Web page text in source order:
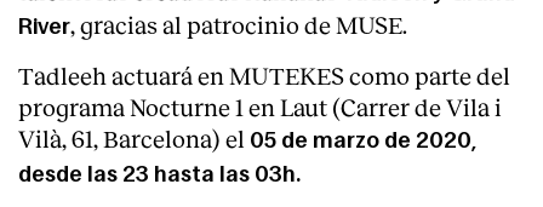
River, gracias al patrocinio de MUSE.
Tadleeh actuará en MUTEKES como parte del
programa Nocturne 1 en Laut (Carrer de Vila i
Vilà, 61, Barcelona) el 05 de marzo de 2020,
desde las 23 hasta las 03h.